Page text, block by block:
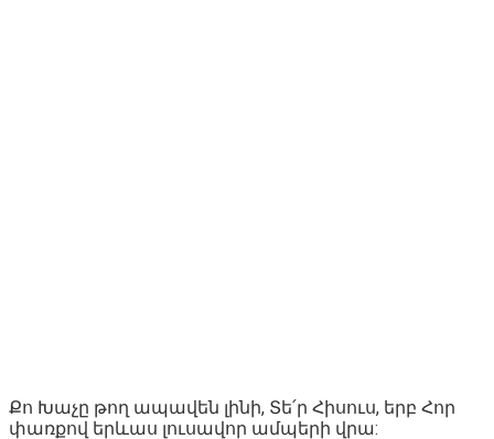
Քո Խաչը թող ապավեն լինի, Տե՛ր Հիսուս, երբ Հոր
փառքով երևաս լուսավոր ամպերի վրա: